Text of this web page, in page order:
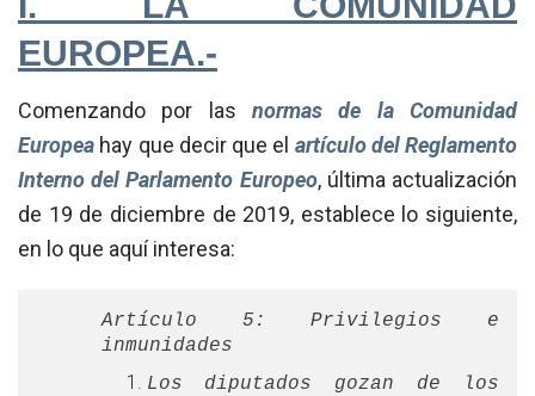
EUROPEA.-
Comenzando por las normas de la Comunidad
Europea hay que decir que el artículo del Reglamento
Interno del Parlamento Europeo, última actualización
de 19 de diciembre de 2019, establece lo siguiente,
en lo que aquí interesa:
Artículo 5: Privilegios e
inmunidades
Los diputados gozan de los